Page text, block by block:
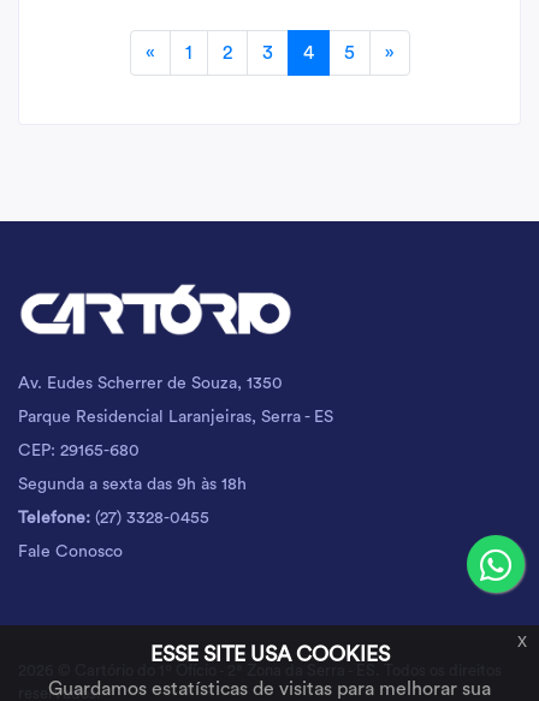
« 1 2 3 4 5 »
Av. Eudes Scherrer de Souza, 1350
Parque Residencial Laranjeiras, Serra - ES
CEP: 29165-680
Segunda a sexta das 9h às 18h
Telefone: (27) 3328-0455
Fale Conosco
reservados.
ESSE SITE USA COOKIES
Guardamos estatísticas de visitas para melhorar sua
x